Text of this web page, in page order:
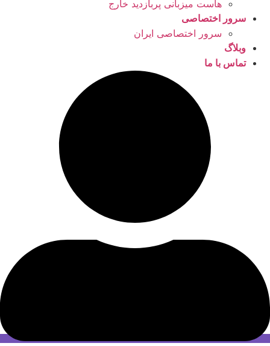
هاست میزبانی پربازدید خارج
سرور اختصاصی
سرور اختصاصی ایران
وبلاگ
تماس با ما